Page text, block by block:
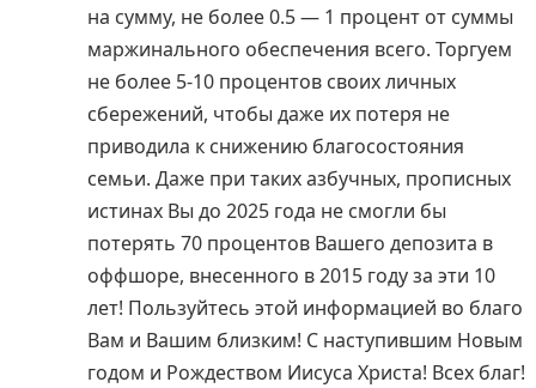
на сумму, не более 0.5 — 1 процент от суммы
маржинального обеспечения всего. Торгуем
не более 5-10 процентов своих личных
сбережений, чтобы даже их потеря не
приводила к снижению благосостояния
семьи. Даже при таких азбучных, прописных
истинах Вы до 2025 года не смогли бы
потерять 70 процентов Вашего депозита в
оффшоре, внесенного в 2015 году за эти 10
лет! Пользуйтесь этой информацией во благо
Вам и Вашим близким! С наступившим Новым
годом и Рождеством Иисуса Христа! Всех благ!